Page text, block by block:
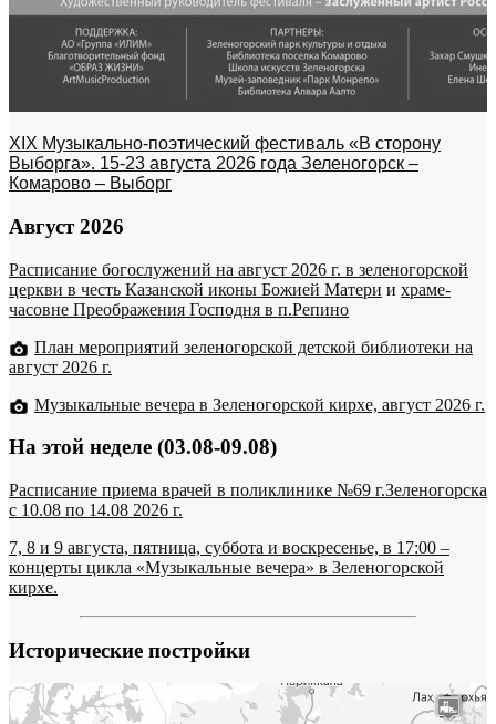
XIX Музыкально-поэтический фестиваль «В сторону
Выборга». 15-23 августа 2026 года Зеленогорск –
Комарово – Выборг
Август 2026
Расписание богослужений на август 2026 г. в зеленогорской
церкви в честь Казанской иконы Божией Матери и храме-
часовне Преображения Господня в п.Репино
План мероприятий зеленогорской детской библиотеки на
август 2026 г.
Музыкальные вечера в Зеленогорской кирхе, август 2026 г.
На этой неделе (03.08-09.08)
Расписание приема врачей в поликлинике №69 г.Зеленогорска
c 10.08 по 14.08 2026 г.
7, 8 и 9 августа, пятница, суббота и воскресенье, в 17:00 –
концерты цикла «Музыкальные вечера» в Зеленогорской
кирхе.
Исторические постройки